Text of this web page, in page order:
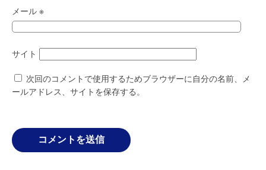
メール ※
サイト
次回のコメントで使用するためブラウザーに自分の名前、メ
ールアドレス、サイトを保存する。